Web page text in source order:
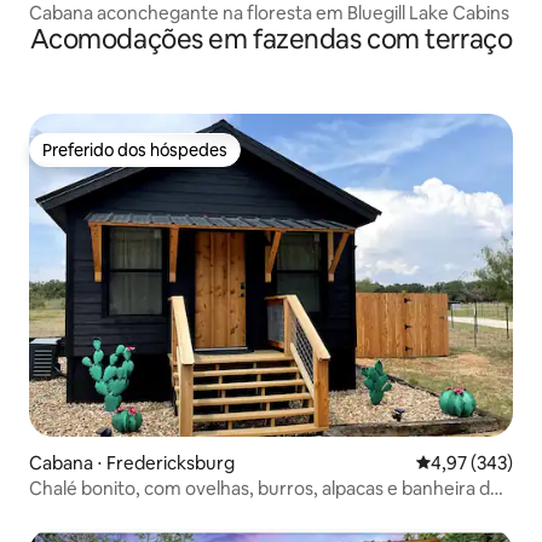
Cabana aconchegante na floresta em Bluegill Lake Cabins
Acomodações em fazendas com terraço
Preferido dos hóspedes
Preferido dos hóspedes
Cabana ⋅ Fredericksburg 4,97 de uma
4,97 (343)
Chalé bonito, com ovelhas, burros, alpacas e banheira de